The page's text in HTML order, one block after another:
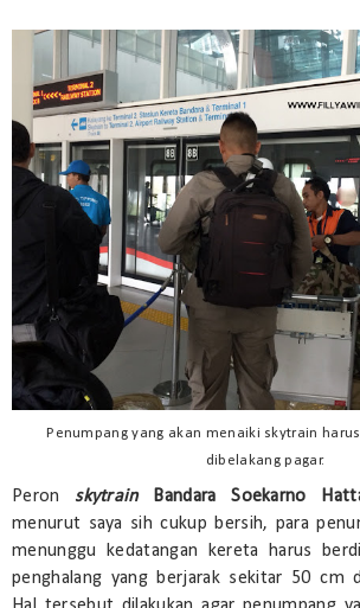
Penumpang yang akan menaiki skytrain
dibelakang pagar.
Peron skytrain Bandara Soekarno
menurut saya sih cukup bersih, para
menunggu kedatangan kereta harus
penghalang yang berjarak sekitar 50 cm